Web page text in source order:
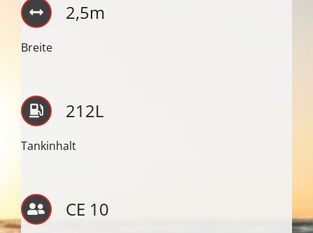
2,5m
Breite
212L
Tankinhalt
CE 10